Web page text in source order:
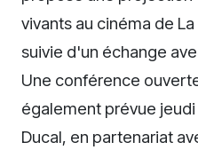
vivants au cinéma de
suivie d'un échange
Une conférence
également prévue jeudi
Ducal, en partenariat